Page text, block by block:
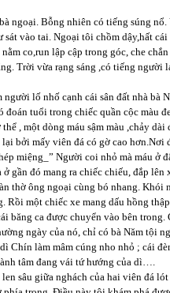
ngoại. Bỗng nhiên có tiếng súng
sát vào tai. Ngoại tôi chồm dậy,hất
co,run lập cập trong góc, che
Trời vừa rạng sáng ,có tiếng người
lố nhố cạnh cái sân đất nhà bà
tuổi trong chiếc quần cộc màu
, một dòng máu sậm màu ,chảy
bởi mấy viên đá có gờ cao hơn.Nơi
miệng_” Người coi nhỏ mà máu ở
gần đó mang ra chiếc chiếu, đắp
thờ ông ngoại cùng bó nhang. Khói
một chiếc xe mang dấu hồng
băng ca được chuyển vào bên
ngày của nó, chỉ có bà Năm tội
Chín làm mâm cúng nho nhỏ ; cái
tâm đang vái tứ hướng của dì….
len sâu giữa nghách của hai viên đá